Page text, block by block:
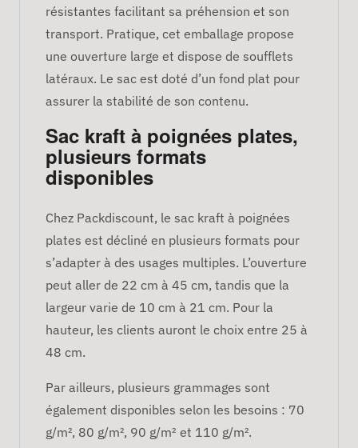
résistantes facilitant sa préhension et son
transport. Pratique, cet emballage propose
une ouverture large et dispose de soufflets
latéraux. Le sac est doté d’un fond plat pour
assurer la stabilité de son contenu.
Sac kraft à poignées plates,
plusieurs formats
disponibles
Chez Packdiscount, le sac kraft à poignées
plates est décliné en plusieurs formats pour
s’adapter à des usages multiples. L’ouverture
peut aller de 22 cm à 45 cm, tandis que la
largeur varie de 10 cm à 21 cm. Pour la
hauteur, les clients auront le choix entre 25 à
48 cm.
Par ailleurs, plusieurs grammages sont
également disponibles selon les besoins : 70
g/m², 80 g/m², 90 g/m² et 110 g/m².